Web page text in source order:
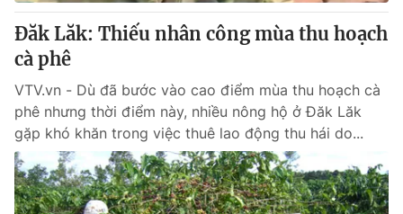
Đăk Lăk: Thiếu nhân công mùa thu hoạch
cà phê
VTV.vn - Dù đã bước vào cao điểm mùa thu hoạch cà
phê nhưng thời điểm này, nhiều nông hộ ở Đăk Lăk
gặp khó khăn trong việc thuê lao động thu hái do...